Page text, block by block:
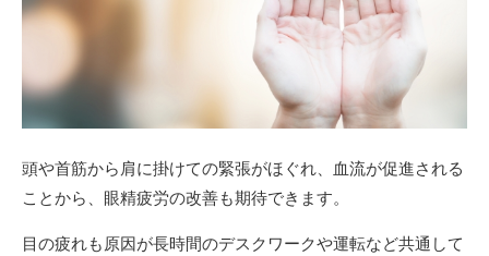
頭や首筋から肩に掛けての緊張がほぐれ、血流が促進される
ことから、眼精疲労の改善も期待できます。
目の疲れも原因が長時間のデスクワークや運転など共通して